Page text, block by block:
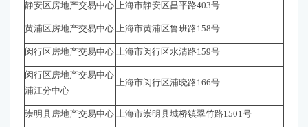
静安区房地产交易中心 上海市静安区昌平路403号
黄浦区房地产交易中心 上海市黄浦区鲁班路158号
闵行区房地产交易中心 上海市闵行区水清路159号
闵行区房地产交易中心
浦江分中心
上海市闵行区浦晓路166号
崇明县房地产交易中心 上海市崇明县城桥镇翠竹路1501号